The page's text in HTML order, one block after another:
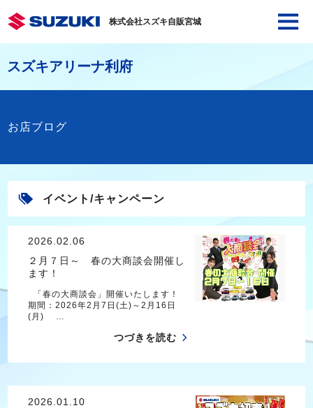
株式会社スズキ自販宮城
スズキアリーナ利府
お店ブログ
イベント/キャンペーン
2026.02.06
２月７日～ 春の大商談会開催し
ます！
「春の大商談会」開催いたします！
期間：2026年2月7日(土)～2月16日
(月) …
つづきを読む
2026.01.10